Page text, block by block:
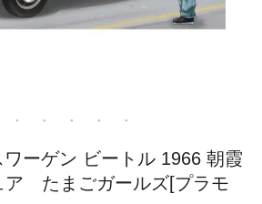
ーゲン ビートル 1966 朝霞
ア たまごガールズ[プラモ